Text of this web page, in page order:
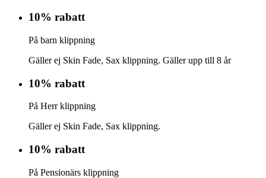
10% rabatt
På barn klippning
Gäller ej Skin Fade, Sax klippning. Gäller upp till 8 år
10% rabatt
På Herr klippning
Gäller ej Skin Fade, Sax klippning.
10% rabatt
På Pensionärs klippning